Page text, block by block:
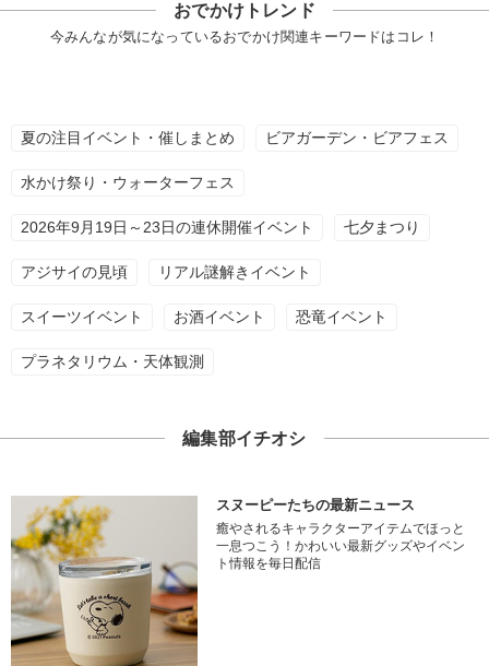
おでかけトレンド
今みんなが気になっているおでかけ関連キーワードはコレ！
夏の注目イベント・催しまとめ ビアガーデン・ビアフェス
水かけ祭り・ウォーターフェス
2026年9月19日～23日の連休開催イベント 七夕まつり
アジサイの見頃 リアル謎解きイベント
スイーツイベント お酒イベント 恐竜イベント
プラネタリウム・天体観測
編集部イチオシ
スヌーピーたちの最新ニュース
癒やされるキャラクターアイテムでほっと
一息つこう！かわいい最新グッズやイベン
ト情報を毎日配信